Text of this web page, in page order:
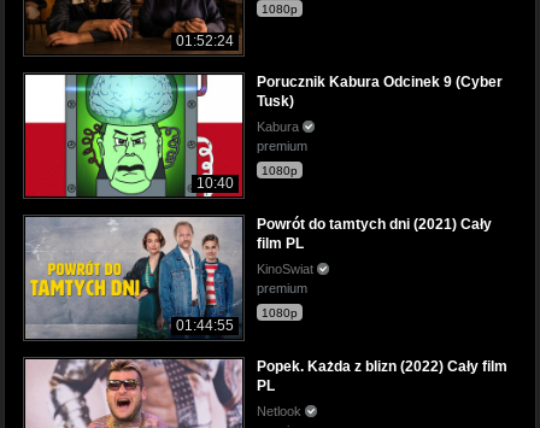
01:52:24
1080p
10:40
Porucznik Kabura Odcinek 9 (Cyber
Tusk)
Kabura
premium
1080p
01:44:55
Powrót do tamtych dni (2021) Cały
film PL
KinoSwiat
premium
1080p
Popek. Każda z blizn (2022) Cały film
PL
Netlook